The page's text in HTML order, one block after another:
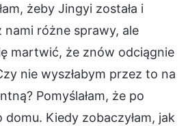
żeby Jingyi została i
nami różne sprawy, ale
martwić, że znów odciągnie
nie wyszłabym przez to na
Pomyślałam, że po
Kiedy zobaczyłam, jak